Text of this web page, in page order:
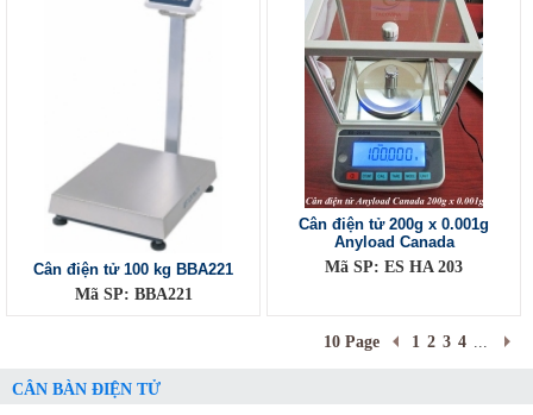
Cân điện tử 100 kg BBA221
Mã SP: BBA221
Cân điện tử 200g x 0.001g
Anyload Canada
Mã SP: ES HA 203
10 Page 1 2 3 4 ...
CÂN BÀN ĐIỆN TỬ